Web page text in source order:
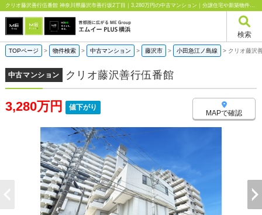
クリオ藤沢善行伍番館 神奈川県藤沢市善行坂2丁目｜3,280万円の中古マンション｜分譲住宅や新築物件｜エムイーPLUS横浜
検索
TOPページ > 物件検索 > 中古マンション > 藤沢市 > 小田急江ノ島線 > クリオ藤沢
中古マンション クリオ藤沢善行伍番館
3,280万円 値下がり
MAPで確認